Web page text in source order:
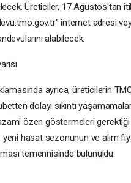
Üreticiler, 17 Ağustos'tan
internet adresi
alabilecek.
ayrıca, üreticilerin
dolayı sıkıntı
özen göstermeleri gerektiği
yeni hasat sezonunun ve alım
temennisinde bulunuldu.